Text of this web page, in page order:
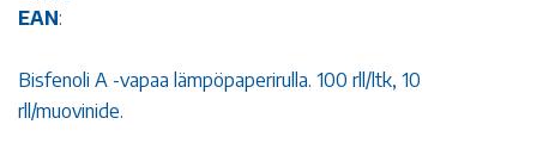
EAN:
Bisfenoli A -vapaa lämpöpaperirulla. 100 rll/ltk, 10
rll/muovinide.